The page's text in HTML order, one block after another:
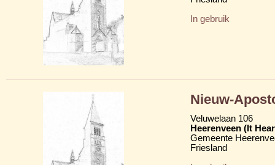
In gebruik
Nieuw-
Veluwelaan 106
Heerenveen (It
Gemeente
Friesland